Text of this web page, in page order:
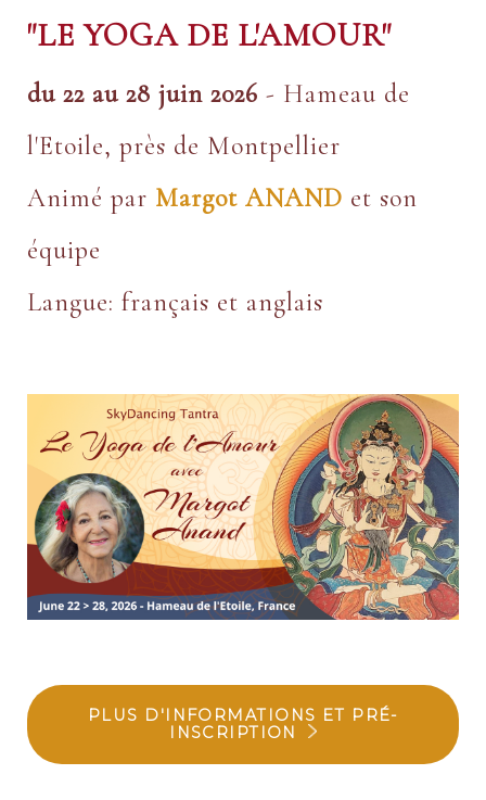
"LE YOGA DE L'AMOUR"
du 22 au 28 juin 2026 - Hameau de
l'Etoile, près de Montpellier
Animé par Margot ANAND et son
équipe
Langue: français et anglais
PLUS D'INFORMATIONS ET PRÉ-
INSCRIPTION